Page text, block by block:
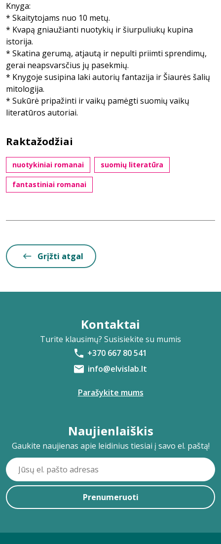
Knyga:
* Skaitytojams nuo 10 metų.
* Kvapą gniaužianti nuotykių ir šiurpuliukų kupina
istorija.
* Skatina gerumą, atjautą ir nepulti priimti sprendimų,
gerai neapsvarsčius jų pasekmių.
* Knygoje susipina laki autorių fantazija ir Šiaurės šalių
mitologija.
* Sukūrė pripažinti ir vaikų pamėgti suomių vaikų
literatūros autoriai.
Raktažodžiai
nuotykiniai romanai suomių literatūra
fantastiniai romanai
Grįžti atgal
Kontaktai
Turite klausimų? Susisiekite su mumis
+370 667 80 541
info@elvislab.lt
Parašykite mums
Naujienlaiškis
Gaukite naujienas apie leidinius tiesiai į savo el. paštą!
Prenumeruoti